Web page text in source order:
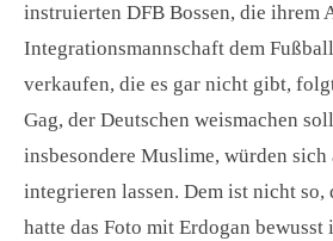
instruierten DFB Bossen, die ihrem
Integrationsmannschaft dem
verkaufen, die es gar nicht gibt,
Gag, der Deutschen weismachen
insbesondere Muslime, würden sich
integrieren lassen. Dem ist nicht so,
hatte das Foto mit Erdogan bewusst